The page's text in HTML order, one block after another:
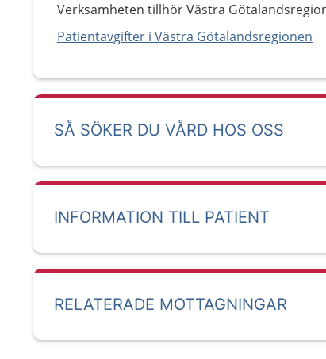
Verksamheten tillhör Västra
Patientavgifter i Västra Götalandsregionen
SÅ SÖKER DU VÅRD HOS OSS
INFORMATION TILL PATIENT
RELATERADE MOTTAGNINGAR